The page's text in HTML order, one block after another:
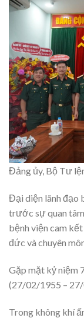
Đảng ủy, Bộ Tư
Đại diện lãnh đạo
trước sự quan
bệnh viện cam
đức và chuyên
Gặp mặt kỷ niệm
(27/02/1955 –
Trong không khí